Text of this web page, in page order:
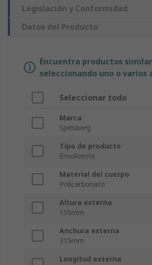
Legislación y Conformidad
Datos del Producto
Encuentra productos
seleccionando uno o varios
Seleccionar todo
Marca
Spelsberg
Tipo de producto
Envolvente
Material del cuerpo
Policarbonato
Altura externa
155mm
Anchura externa
315mm
Longitud externa